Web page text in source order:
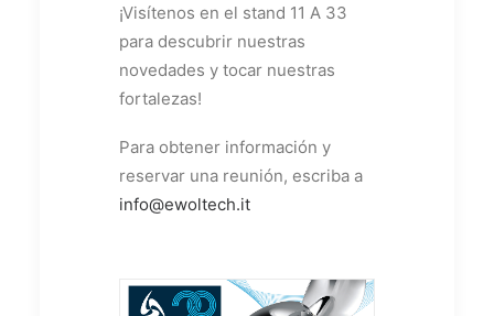
¡Visítenos en el stand 11 A 33
para descubrir nuestras
novedades y tocar nuestras
fortalezas!
Para obtener información y
reservar una reunión, escriba a
info@ewoltech.it